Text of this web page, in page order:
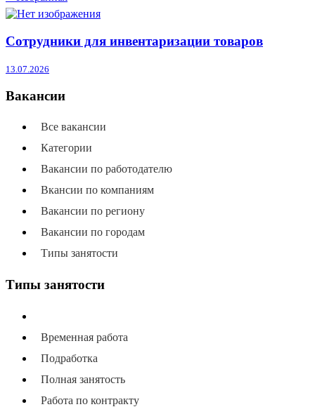
Сотрудники для инвентаризации товаров
13.07.2026
Вакансии
Все вакансии
Категории
Вакансии по работодателю
Вкансии по компаниям
Вакансии по региону
Вакансии по городам
Типы занятости
Типы занятости
Временная работа
Подработка
Полная занятость
Работа по контракту